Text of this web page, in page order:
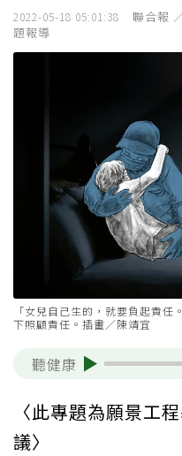
2022-05-18 05:01:38
聯合報
題報導
「女兒自己生的，就要負起責
下照顧責任。插畫／陳靖宜
聽健康
〈此專題為願景工
議〉